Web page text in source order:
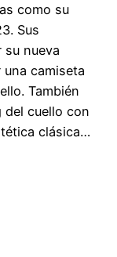
como su
Sus
su nueva
camiseta
También
del cuello con
clásica…